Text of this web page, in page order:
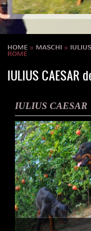
HOME » MASCHI »
ROME
IULIUS CAESAR
IULIUS CAESAR